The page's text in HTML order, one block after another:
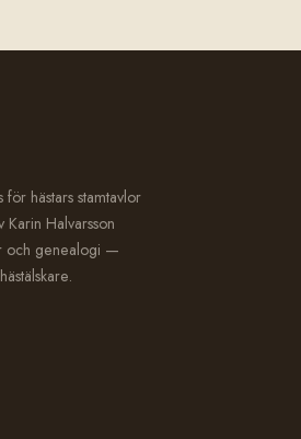
hästars stamtavlor
Halvarsson
och genealogi —